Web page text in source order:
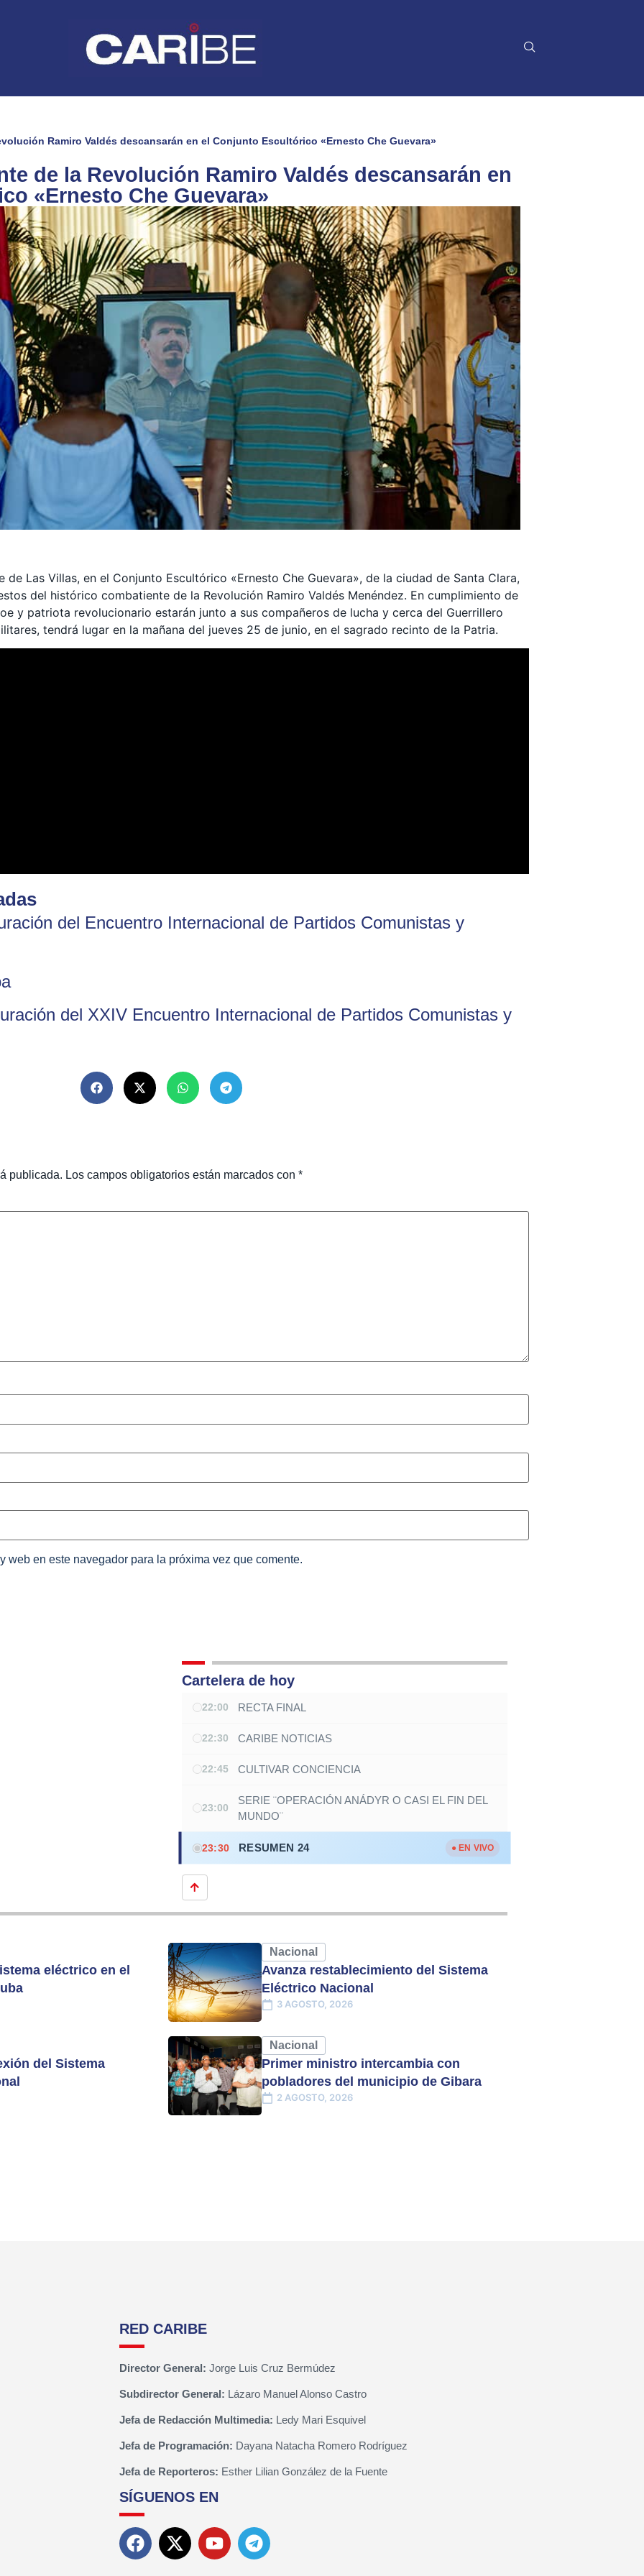
Ramiro Valdés descansarán en el Conjunto Escultórico «Ernesto Che Guevara»
de la Revolución Ramiro Valdés descansarán en
«Ernesto Che Guevara»
de Las Villas, en el Conjunto Escultórico «Ernesto Che Guevara», de la ciudad de Santa Clara,
del histórico combatiente de la Revolución Ramiro Valdés Menéndez. En cumplimiento de
y patriota revolucionario estarán junto a sus compañeros de lucha y cerca del Guerrillero
tendrá lugar en la mañana del jueves 25 de junio, en el sagrado recinto de la Patria.
del Encuentro Internacional de Partidos Comunistas y
del XXIV Encuentro Internacional de Partidos Comunistas y
publicada. Los campos obligatorios están marcados con *
web en este navegador para la próxima vez que comente.
Cartelera de hoy
22:00 RECTA FINAL
22:30 CARIBE NOTICIAS
22:45 CULTIVAR CONCIENCIA
23:00
SERIE ¨OPERACIÓN ANÁDYR O CASI EL FIN DEL
MUNDO¨
23:30 RESUMEN 24 ● EN VIVO
eléctrico en el
Nacional
Avanza restablecimiento del Sistema
Eléctrico Nacional
3 AGOSTO, 2026
del Sistema
Nacional
Primer ministro intercambia con
pobladores del municipio de Gibara
2 AGOSTO, 2026
RED CARIBE
Director General: Jorge Luis Cruz Bermúdez
Subdirector General: Lázaro Manuel Alonso Castro
Jefa de Redacción Multimedia: Ledy Mari Esquivel
Jefa de Programación: Dayana Natacha Romero Rodríguez
Jefa de Reporteros: Esther Lilian González de la Fuente
SÍGUENOS EN